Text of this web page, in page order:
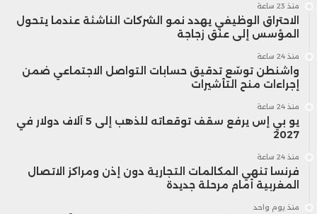
المغرب ما زال يتمثل في التخفيف من آثار
الجفاف على القطاع الزراعي.
لتحقيق النجاح في هذا السياق، شرع المغرب
في تنفيذ مشروعات بنية تحتية ضخمة،
المطارات، وتحسين شبكة الطرق السريعة
لتسهيل التنقل بين المدن. كما قام بتجديد
منذ 23 ساعة
الاحتراق الوظيفي يهدد نمو الشركات الناشئة عندما يتحول
المؤسس إلى عنق زجاجة
منذ 24 ساعة
واشنطن توسّع تدقيق حسابات التواصل الاجتماعي ضمن
إجراءات منح التأشيرات
منذ 24 ساعة
يو بي إس يرفع سقف توقعاته للذهب إلى 5 آلاف دولار في
2027
منذ 24 ساعة
فرنسا تنهي المكالمات التجارية دون إذن ومراكز الاتصال
المغربية أمام مرحلة جديدة
منذ يوم واحد